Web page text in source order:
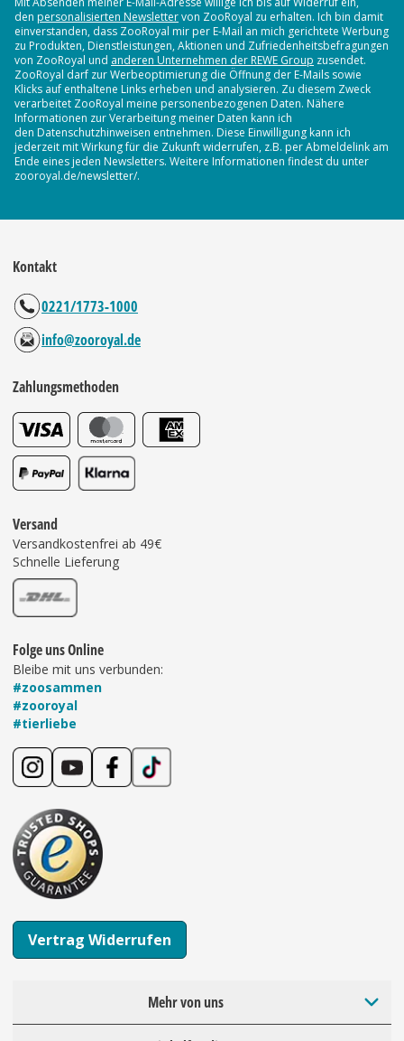
den personalisierten Newslettervon ZooRoyal zu erhalten. Ich bin damit
einverstanden, dass ZooRoyal mir per E-Mail an mich gerichtete Werbung
zu Produkten, Dienstleistungen, Aktionen und Zufriedenheitsbefragungen
von ZooRoyal und anderen Unternehmen der REWE Group zusendet.
ZooRoyal darf zur Werbeoptimierung die Öffnung der E-Mails sowie
Klicks auf enthaltene Links erheben und analysieren. Zu diesem Zweck
verarbeitet ZooRoyal meine personenbezogenen Daten. Nähere
Informationen zur Verarbeitung meiner Daten kann ich
den Datenschutzhinweisen entnehmen. Diese Einwilligung kann ich
jederzeit mit Wirkung für die Zukunft widerrufen, z.B. per Abmeldelink am
Ende eines jeden Newsletters. Weitere Informationen findest du unter
zooroyal.de/newsletter/.
Kontakt
0221/1773-1000
info@zooroyal.de
Zahlungsmethoden
Versand
Versandkostenfrei ab 49€
Schnelle Lieferung
Folge uns Online
Bleibe mit uns verbunden:
#zoosammen
#zooroyal
#tierliebe
Vertrag Widerrufen
Mehr von uns